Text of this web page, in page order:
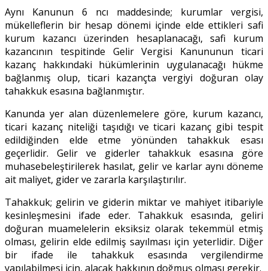
Aynı Kanunun 6 ncı maddesinde; kurumlar vergisi,
mükelleflerin bir hesap dönemi içinde elde ettikleri safi
kurum kazancı üzerinden hesaplanacağı, safi kurum
kazancının tespitinde Gelir Vergisi Kanununun ticari
kazanç hakkındaki hükümlerinin uygulanacağı hükme
bağlanmış olup, ticari kazançta vergiyi doğuran olay
tahakkuk esasına bağlanmıştır.
Kanunda yer alan düzenlemelere göre, kurum kazancı,
ticari kazanç niteliği taşıdığı ve ticari kazanç gibi tespit
edildiğinden elde etme yönünden tahakkuk esası
geçerlidir. Gelir ve giderler tahakkuk esasına göre
muhasebeleştirilerek hasılat, gelir ve karlar aynı döneme
ait maliyet, gider ve zararla karşılaştırılır.
Tahakkuk; gelirin ve giderin miktar ve mahiyet itibariyle
kesinleşmesini ifade eder. Tahakkuk esasında, geliri
doğuran muamelelerin eksiksiz olarak tekemmül etmiş
olması, gelirin elde edilmiş sayılması için yeterlidir. Diğer
bir ifade ile tahakkuk esasında vergilendirme
yapılabilmesi için, alacak hakkının doğmuş olması gerekir.